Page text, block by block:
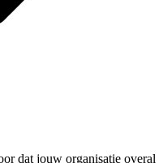
dat jouw organisatie overal